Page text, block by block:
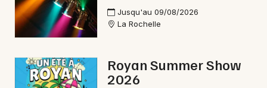
Jusqu'au 09/08/2026
La Rochelle
Royan Summer Show
2026